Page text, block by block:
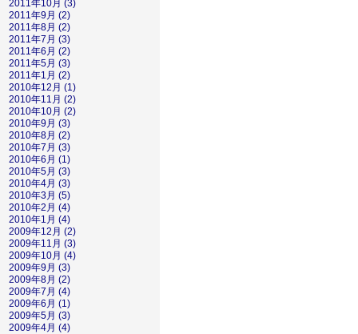
2011年10月 (3)
2011年9月 (2)
2011年8月 (2)
2011年7月 (3)
2011年6月 (2)
2011年5月 (3)
2011年1月 (2)
2010年12月 (1)
2010年11月 (2)
2010年10月 (2)
2010年9月 (3)
2010年8月 (2)
2010年7月 (3)
2010年6月 (1)
2010年5月 (3)
2010年4月 (3)
2010年3月 (5)
2010年2月 (4)
2010年1月 (4)
2009年12月 (2)
2009年11月 (3)
2009年10月 (4)
2009年9月 (3)
2009年8月 (2)
2009年7月 (4)
2009年6月 (1)
2009年5月 (3)
2009年4月 (4)